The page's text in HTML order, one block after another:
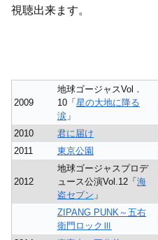
視聴出来ます。
2009
地球ゴージャスVol．
10「 星の大地に降る
涙 」
2010 君に届け
2011
東京公園
2012
地球ゴージャスプロデ
ュース公演Vol.12「 海
盗セブン 」
ZIPANG PUNK～五右
衛門ロックⅢ